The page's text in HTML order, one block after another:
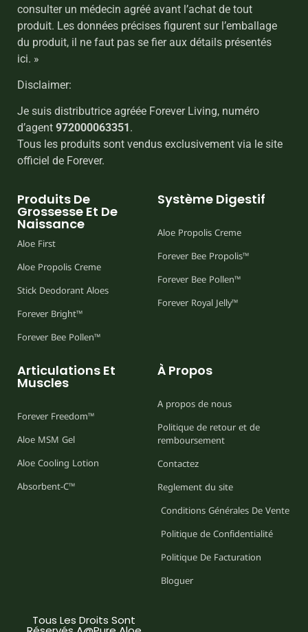
consulter un médecin agréé avant l’achat de tout
produit. Les données précises figurent sur l’emballage
du produit, il ne faut pas se fier aux détails présentés
ici. »
Disclaimer:
Je suis distributrice agréée Forever Living, numéro
d’agent 972000063351 .
Tous les produits sont vendus exclusivement via le site
officiel de Forever.
Produits De
Grossesse Et De
Naissance
Aloe First
Aloe Propolis Creme
Stick Deodorant Aloes
Forever Bright™
Forever Bee Pollen™
Système Digestif
Aloe Propolis Creme
Forever Bee Propolis™
Forever Bee Pollen™
Forever Royal Jelly™
Articulations Et
Muscles
Forever Freedom™
Aloe MSM Gel
Aloe Cooling Lotion
Absorbent-C™
À Propos
A propos de nous
Politique de retour et de
remboursement
Contactez
Reglement du site
Conditions Générales De Vente
Politique de Confidentialité
Politique De Facturation
Bloguer
Tous Les Droits Sont